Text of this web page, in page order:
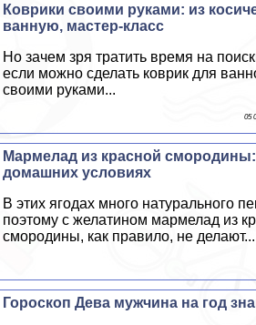
Коврики своими руками: из
ванную, мастер-класс
Но зачем зря тратить время на
если можно сделать коврик для
своими руками...
05
Мармелад из красной
домашних условиях
В этих ягодах много натурального
поэтому с желатином мармелад из
смородины, как правило, не делают...
Гороскоп Дева мужчина на год